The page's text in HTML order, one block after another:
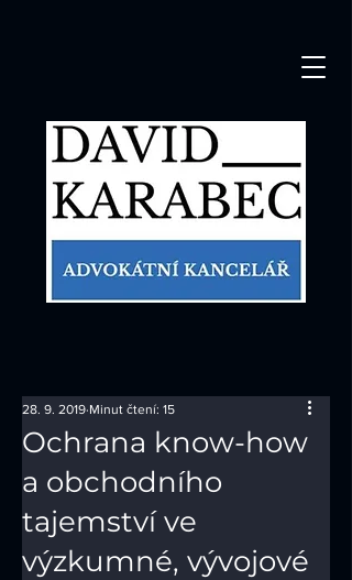
Ochrana know-how
a obchodního
tajemství ve
výzkumné, vývojové
28. 9. 2019 Minut čtení: 15